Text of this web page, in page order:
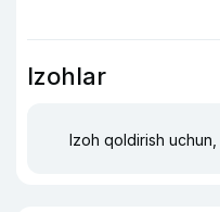
Izohlar
Izoh qoldirish uchun,